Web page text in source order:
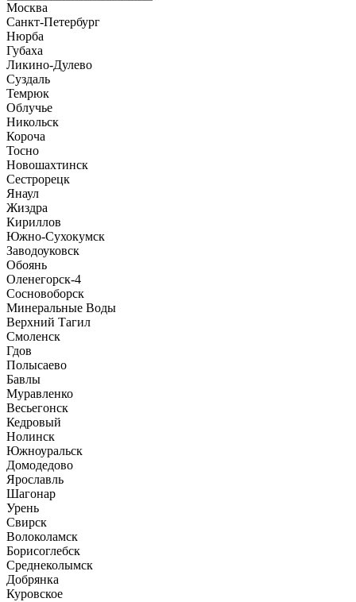
Москва
Санкт-Петербург
Нюрба
Губаха
Ликино-Дулево
Суздаль
Темрюк
Облучье
Никольск
Короча
Тосно
Новошахтинск
Сестрорецк
Янаул
Жиздра
Кириллов
Южно-Сухокумск
Заводоуковск
Обоянь
Оленегорск-4
Сосновоборск
Минеральные Воды
Верхний Тагил
Смоленск
Гдов
Полысаево
Бавлы
Муравленко
Весьегонск
Кедровый
Нолинск
Южноуральск
Домодедово
Ярославль
Шагонар
Урень
Свирск
Волоколамск
Борисоглебск
Среднеколымск
Добрянка
Куровское